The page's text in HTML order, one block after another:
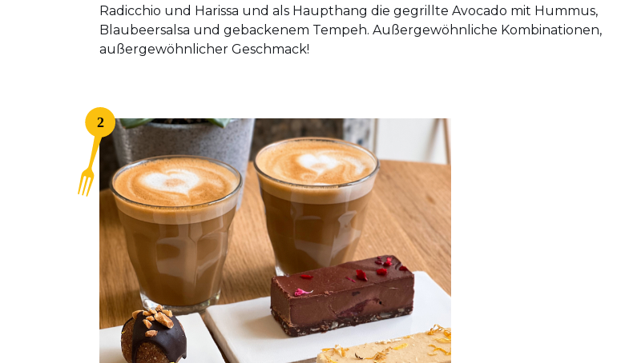
Radicchio und Harissa und als Haupthang die gegrillte Avocado mit Hummus,
Blaubeersalsa und gebackenem Tempeh. Außergewöhnliche Kombinationen,
außergewöhnlicher Geschmack!